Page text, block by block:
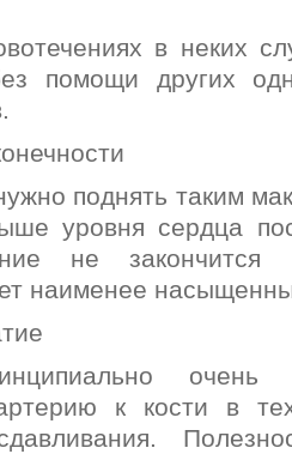
в неких
помощи других
поднять таким
уровня сердца
не
наименее
очень
к кости в